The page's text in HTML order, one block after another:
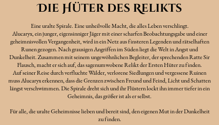
Die Hüter des Relikts
Eine uralte Spirale. Eine unheilvolle Macht, die alles Leben verschlingt.
Alucaryx, ein junger, eigensinniger Jäger mit einer scharfen Beobachtungsgabe und einer
geheimnisvollen Vergangenheit, wird in ein Netz aus finsteren Legenden und rätselhaften
Runen gezogen. Nach grausigen Angriffen im Süden liegt die Welt in Angst und
Dunkelheit. Zusammen mit seinem ungewöhnlichen Begleiter, der sprechenden Ratte Sir
Flausch, macht er sich auf, das sagenumwobene Relikt der Ersten Hüter zu finden.
Auf seiner Reise durch verfluchte Wälder, verlorene Siedlungen und vergessene Ruinen
muss Alucaryx erkennen, dass die Grenzen zwischen Freund und Feind, Licht und Schatten
längst verschwimmen. Die Spirale dreht sich und ihr Flüstern lockt ihn immer tiefer in ein
Geheimnis, das größer ist als er selbst.
Für alle, die uralte Geheimnisse lieben und bereit sind, den eigenen Mut in der Dunkelheit
zu finden.